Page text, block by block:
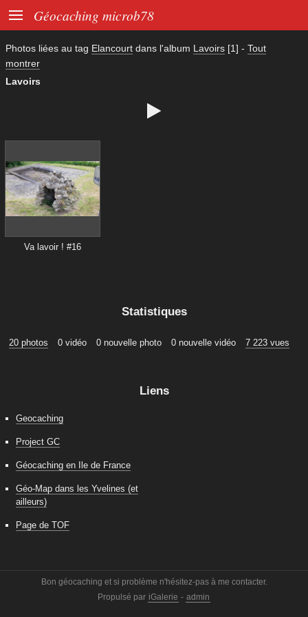
 Géocaching microb78
Photos liées au tag Elancourt dans l'album Lavoirs [1] - Tout
montrer
Lavoirs

Va lavoir ! #16
Statistiques
20 photos 0 vidéo 0 nouvelle photo 0 nouvelle vidéo 7 223 vues
Liens
Geocaching
Project GC
Géocaching en Ile de France
Géo-Map dans les Yvelines (et
ailleurs)
Page de TOF
Bon géocaching et si problème n'hésitez-pas à me contacter.
Propulsé par iGalerie - admin